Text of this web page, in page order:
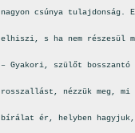
nagyon csúnya tulajdonság.
elhiszi, s ha nem részesül
– Gyakori, szülőt
rosszallást, nézzük meg,
bírálat ér, helyben hagyjuk,